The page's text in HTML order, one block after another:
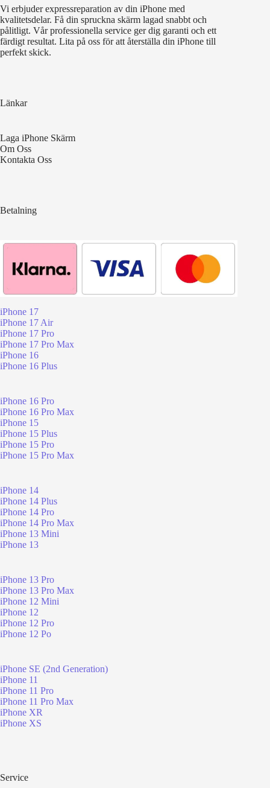
Vi erbjuder expressreparation av din iPhone med
kvalitetsdelar. Få din spruckna skärm lagad snabbt och
pålitligt. Vår professionella service ger dig garanti och ett
färdigt resultat. Lita på oss för att återställa din iPhone till
perfekt skick.
Länkar
Laga iPhone Skärm
Om Oss
Kontakta Oss
Betalning
iPhone 17
iPhone 17 Air
iPhone 17 Pro
iPhone 17 Pro Max
iPhone 16
iPhone 16 Plus
iPhone 16 Pro
iPhone 16 Pro Max
iPhone 15
iPhone 15 Plus
iPhone 15 Pro
iPhone 15 Pro Max
iPhone 14
iPhone 14 Plus
iPhone 14 Pro
iPhone 14 Pro Max
iPhone 13 Mini
iPhone 13
iPhone 13 Pro
iPhone 13 Pro Max
iPhone 12 Mini
iPhone 12
iPhone 12 Pro
iPhone 12 Po
iPhone SE (2nd Generation)
iPhone 11
iPhone 11 Pro
iPhone 11 Pro Max
iPhone XR
iPhone XS
Service